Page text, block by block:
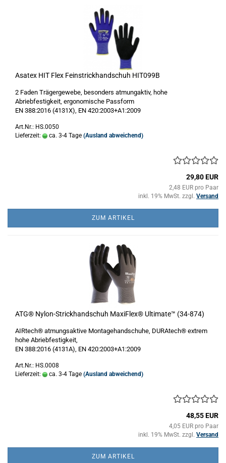
Asatex HIT Flex Feinstrickhandschuh HIT099B
2 Faden Trägergewebe, besonders atmungaktiv, hohe
Abriebfestigkeit, ergonomische Passform
EN 388:2016 (4131X), EN 420:2003+A1:2009
Art.Nr.: HS.0050
Lieferzeit:
ca. 3-4 Tage (Ausland abweichend)
29,80 EUR
2,48 EUR pro Paar
inkl. 19% MwSt. zzgl. Versand
ZUM ARTIKEL
ATG® Nylon-Strickhandschuh MaxiFlex® Ultimate™ (34-874)
AIRtech® atmungsaktive Montagehandschuhe, DURAtech® extrem
hohe Abriebfestigkeit,
​EN 388:2016 (4131A), EN 420:2003+A1:2009
Art.Nr.: HS.0008
Lieferzeit:
ca. 3-4 Tage (Ausland abweichend)
48,55 EUR
4,05 EUR pro Paar
inkl. 19% MwSt. zzgl. Versand
ZUM ARTIKEL